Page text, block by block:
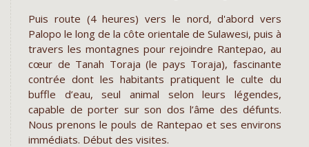
Puis route (4 heures) vers le nord, d'abord vers
Palopo le long de la côte orientale de Sulawesi, puis à
travers les montagnes pour rejoindre Rantepao, au
cœur de Tanah Toraja (le pays Toraja), fascinante
contrée dont les habitants pratiquent le culte du
buffle d’eau, seul animal selon leurs légendes,
capable de porter sur son dos l’âme des défunts.
Nous prenons le pouls de Rantepao et ses environs
immédiats. Début des visites.